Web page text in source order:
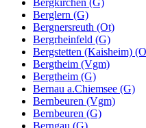
Berglern (G)
Bergnersreuth (Ot)
Bergrheinfeld (G)
Bergstetten (Kaisheim)
Bergtheim (Vgm)
Bergtheim (G)
Bernau a.Chiemsee (G)
Bernbeuren (Vgm)
Bernbeuren (G)
Berngau (G)